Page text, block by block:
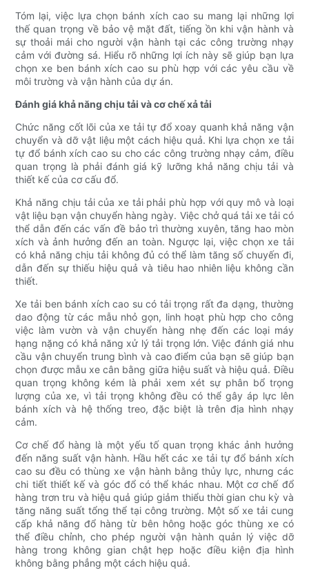
Tóm lại, việc lựa chọn bánh xích cao su mang lại những lợi
thế quan trọng về bảo vệ mặt đất, tiếng ồn khi vận hành và
sự thoải mái cho người vận hành tại các công trường nhạy
cảm với đường sá. Hiểu rõ những lợi ích này sẽ giúp bạn lựa
chọn xe ben bánh xích cao su phù hợp với các yêu cầu về
môi trường và vận hành của dự án.
Đánh giá khả năng chịu tải và cơ chế xả tải
Chức năng cốt lõi của xe tải tự đổ xoay quanh khả năng vận
chuyển và dỡ vật liệu một cách hiệu quả. Khi lựa chọn xe tải
tự đổ bánh xích cao su cho các công trường nhạy cảm, điều
quan trọng là phải đánh giá kỹ lưỡng khả năng chịu tải và
thiết kế của cơ cấu đổ.
Khả năng chịu tải của xe tải phải phù hợp với quy mô và loại
vật liệu bạn vận chuyển hàng ngày. Việc chở quá tải xe tải có
thể dẫn đến các vấn đề bảo trì thường xuyên, tăng hao mòn
xích và ảnh hưởng đến an toàn. Ngược lại, việc chọn xe tải
có khả năng chịu tải không đủ có thể làm tăng số chuyến đi,
dẫn đến sự thiếu hiệu quả và tiêu hao nhiên liệu không cần
thiết.
Xe tải ben bánh xích cao su có tải trọng rất đa dạng, thường
dao động từ các mẫu nhỏ gọn, linh hoạt phù hợp cho công
việc làm vườn và vận chuyển hàng nhẹ đến các loại máy
hạng nặng có khả năng xử lý tải trọng lớn. Việc đánh giá nhu
cầu vận chuyển trung bình và cao điểm của bạn sẽ giúp bạn
chọn được mẫu xe cân bằng giữa hiệu suất và hiệu quả. Điều
quan trọng không kém là phải xem xét sự phân bổ trọng
lượng của xe, vì tải trọng không đều có thể gây áp lực lên
bánh xích và hệ thống treo, đặc biệt là trên địa hình nhạy
cảm.
Cơ chế đổ hàng là một yếu tố quan trọng khác ảnh hưởng
đến năng suất vận hành. Hầu hết các xe tải tự đổ bánh xích
cao su đều có thùng xe vận hành bằng thủy lực, nhưng các
chi tiết thiết kế và góc đổ có thể khác nhau. Một cơ chế đổ
hàng trơn tru và hiệu quả giúp giảm thiểu thời gian chu kỳ và
tăng năng suất tổng thể tại công trường. Một số xe tải cung
cấp khả năng đổ hàng từ bên hông hoặc góc thùng xe có
thể điều chỉnh, cho phép người vận hành quản lý việc dỡ
hàng trong không gian chật hẹp hoặc điều kiện địa hình
không bằng phẳng một cách hiệu quả.